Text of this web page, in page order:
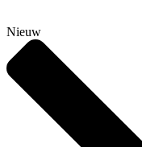
Nieuw